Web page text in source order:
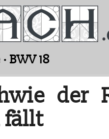
BWV 18
der
fällt